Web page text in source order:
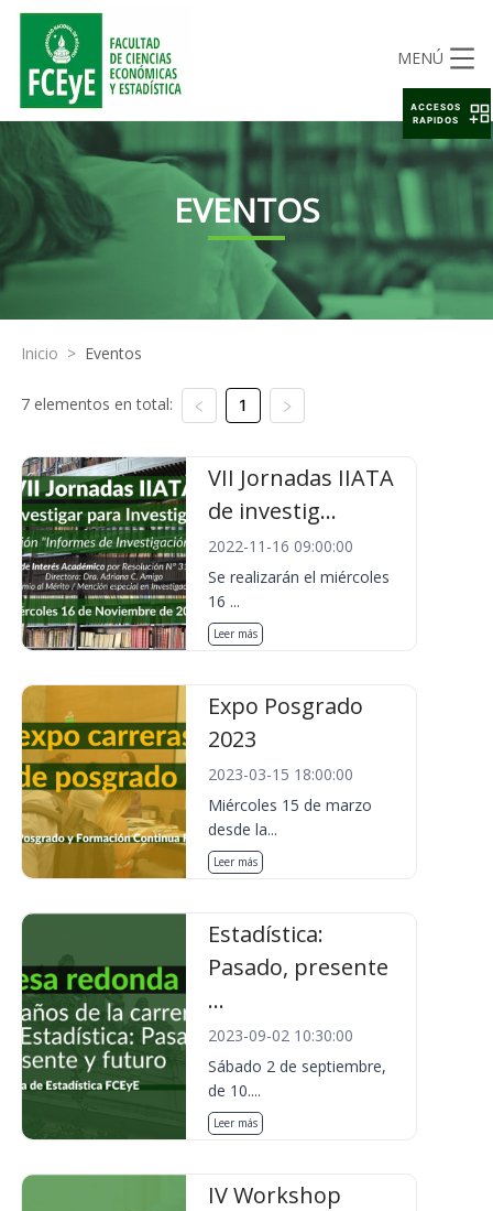
MENÚ
EVENTOS
Inicio > Eventos
7 elementos en total: 1
VII Jornadas IIATA
de investig...
2022-11-16 09:00:00
Se realizarán el miércoles
16 ...
Leer más
Expo Posgrado
2023
2023-03-15 18:00:00
Miércoles 15 de marzo
desde la...
Leer más
Estadística:
Pasado, presente
...
2023-09-02 10:30:00
Sábado 2 de septiembre,
de 10....
Leer más
IV Workshop
ACCESOS
RAPIDOS